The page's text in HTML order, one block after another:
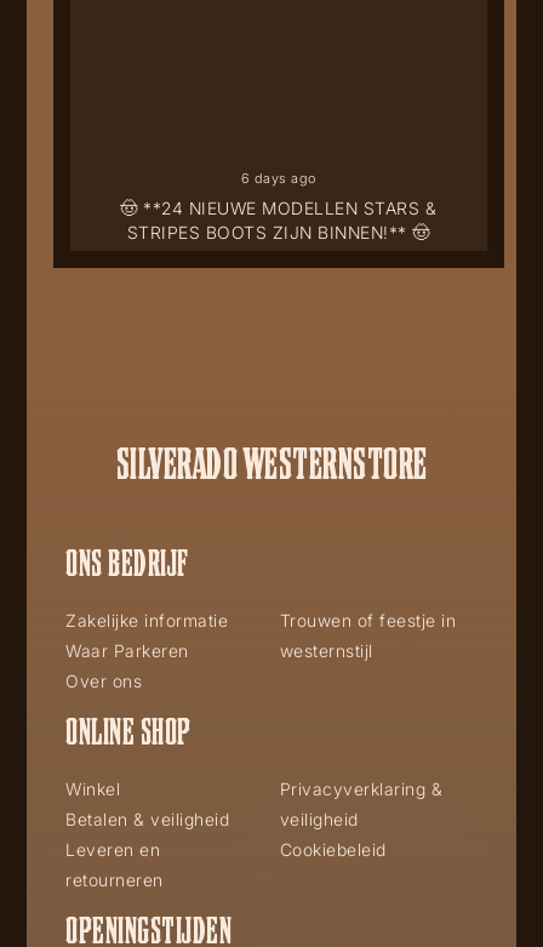
🤠 **24 NIEUWE MODELLEN STARS &
STRIPES BOOTS ZIJN BINNEN!** 🤠
6 days ago
SILVERADO WESTERNSTORE
ONS BEDRIJF
Zakelijke informatie
Waar Parkeren
Over ons
Trouwen of feestje in
westernstijl
ONLINE SHOP
Winkel
Betalen & veiligheid
Leveren en
retourneren
Privacyverklaring &
veiligheid
Cookiebeleid
OPENINGSTIJDEN